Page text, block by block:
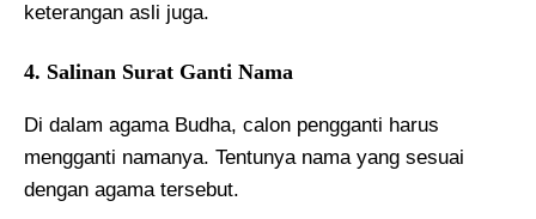
keterangan asli juga.
4. Salinan Surat Ganti Nama
Di dalam agama Budha, calon pengganti harus
mengganti namanya. Tentunya nama yang sesuai
dengan agama tersebut.